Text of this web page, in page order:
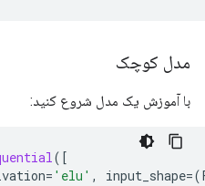
مدل کوچک
با آموزش یک مدل شروع کنید:
([
= 'elu' , input_shape=(